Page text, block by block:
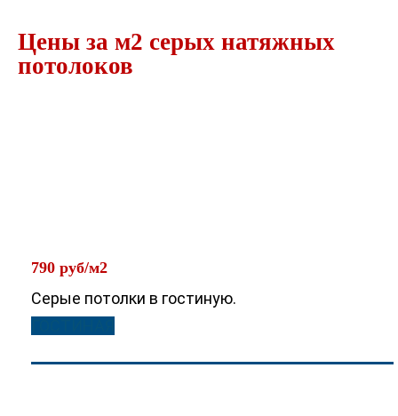
Цены за м2 серых натяжных
потолоков
790 руб/м2
Серые потолки в гостиную.